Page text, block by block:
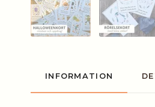
INFORMATION